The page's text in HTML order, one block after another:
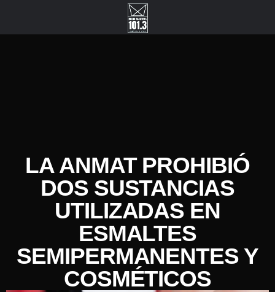
LA ANMAT PROHIBIÓ
DOS SUSTANCIAS
UTILIZADAS EN
ESMALTES
SEMIPERMANENTES Y
COSMÉTICOS